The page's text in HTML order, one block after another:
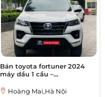
Bán toyota fortuner 2024
máy dầu 1 cầu –...
Hoàng Mai,Hà Nội